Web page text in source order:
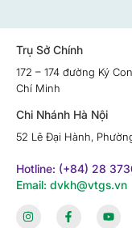
Trụ Sở Chính
172 – 174 đường Ký
Chí Minh
Chi Nhánh Hà Nội
52 Lê Đại Hành,
Hotline: (+84) 28
Email: dvkh@vtgs.vn